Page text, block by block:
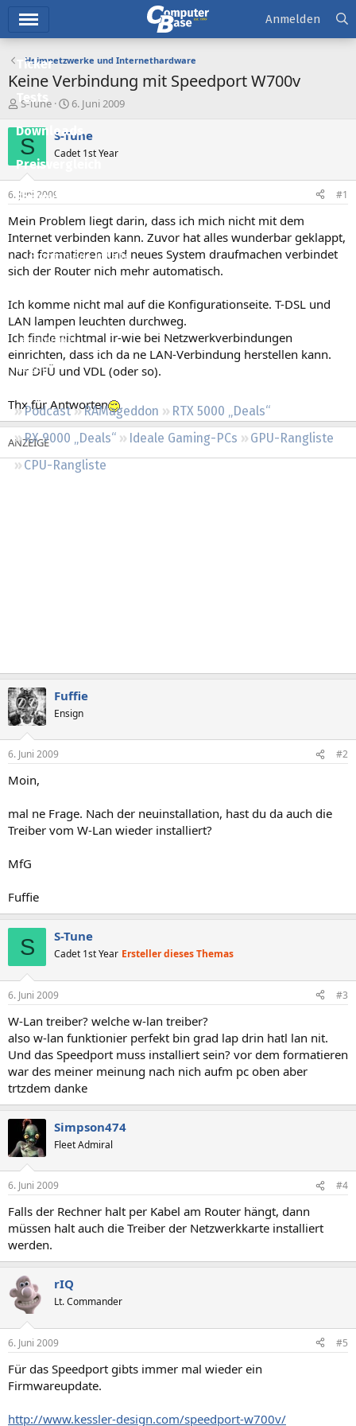
Ticker
Tests
Downloads
Preisvergleich
Forum
Aktuelles
Empfohlene Inhalte
Neueste Aktivitäten
Leserartikel
Regeln
Podcast RAMageddon
RTX 5000 „Deals“
RX 9000 „Deals“
Ideale Gaming-PCs
GPU-Rangliste
CPU-Rangliste
Anmelden
Heimnetzwerke und Internethardware
Keine Verbindung mit Speedport W700v
E
s
t
e
e
r
S-Tune
E
s
t
e
t
a
m
6. Juni 2009
S S-Tune
Cadet 1st Year
6. Juni 2009 #1
Mein Problem liegt darin, dass ich mich nicht mit dem
Internet verbinden kann. Zuvor hat alles wunderbar geklappt,
nach formatieren und neues System draufmachen verbindet
sich der Router nich mehr automatisch.
Ich komme nicht mal auf die Konfigurationseite. T-DSL und
LAN lampen leuchten durchweg.
Ich finde nichtmal ir-wie bei Netzwerkverbindungen
einrichten, dass ich da ne LAN-Verbindung herstellen kann.
Nur DFÜ und VDL (oder so).
Thx für Antworten
Fuffie
Ensign
6. Juni 2009 #2
Moin,
mal ne Frage. Nach der neuinstallation, hast du da auch die
Treiber vom W-Lan wieder installiert?
MfG
Fuffie
S S-Tune
Cadet 1st Year Ersteller dieses Themas
6. Juni 2009 #3
W-Lan treiber? welche w-lan treiber?
also w-lan funktionier perfekt bin grad lap drin hatl lan nit.
Und das Speedport muss installiert sein? vor dem formatieren
war des meiner meinung nach nich aufm pc oben aber
trtzdem danke
Simpson474
Fleet Admiral
6. Juni 2009 #4
Falls der Rechner halt per Kabel am Router hängt, dann
müssen halt auch die Treiber der Netzwerkkarte installiert
werden.
rIQ
Lt. Commander
6. Juni 2009 #5
Für das Speedport gibts immer mal wieder ein
Firmwareupdate.
http://www.kessler-design.com/speedport-w700v/